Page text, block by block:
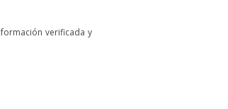
verificada y